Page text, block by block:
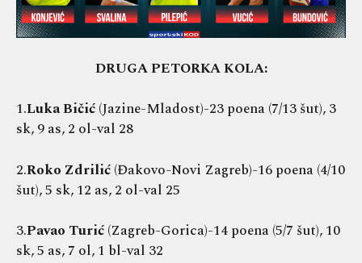
DRUGA PETORKA KOLA:
1.Luka Bičić(Jazine-Mladost)-23 poena (7/13 šut), 3
sk, 9 as, 2 ol-val 28
2.Roko Zdrilić(Đakovo-Novi Zagreb)-16 poena (4/10
šut), 5 sk, 12 as, 2 ol-val 25
3.Pavao Turić(Zagreb-Gorica)-14 poena (5/7 šut), 10
sk, 5 as, 7 ol, 1 bl-val 32